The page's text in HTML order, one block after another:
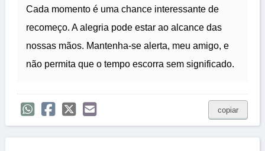
Cada momento é uma chance interessante de
recomeço. A alegria pode estar ao alcance das
nossas mãos. Mantenha-se alerta, meu amigo, e
não permita que o tempo escorra sem significado.
copiar